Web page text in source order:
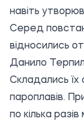
навіть
Серед
відносились
Данило
Складались їх
пароплавів.
по кілька